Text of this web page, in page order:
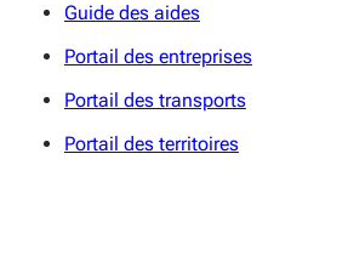
Guide des aides
Portail des entreprises
Portail des transports
Portail des territoires